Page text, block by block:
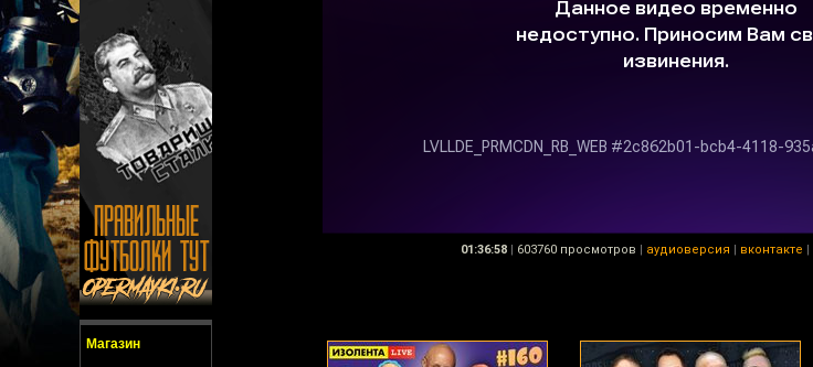
Магазин
01:36:58 | 603760 просмотров | аудиоверсия | вконтакте |